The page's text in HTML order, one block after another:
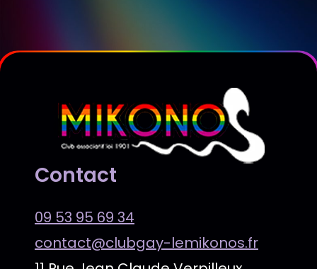
Contact
09 53 95 69 34
contact@clubgay-lemikonos.fr